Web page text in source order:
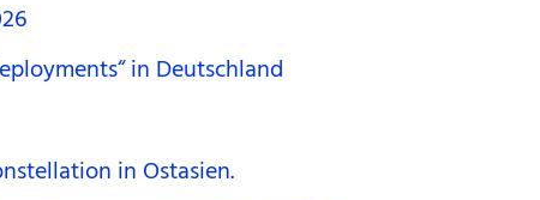
in Deutschland
in Ostasien.